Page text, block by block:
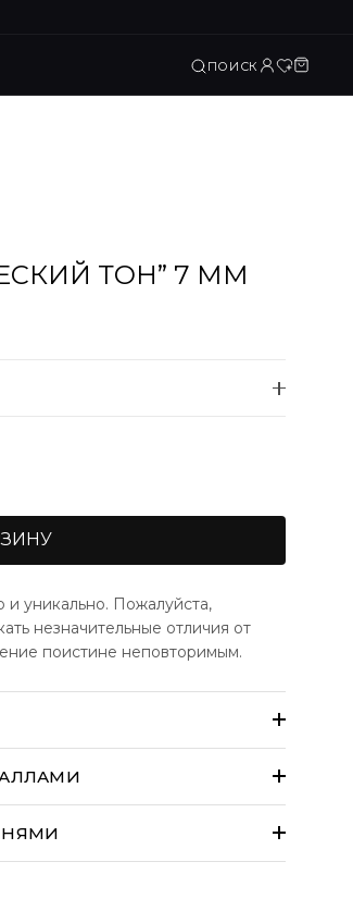
ПОИСК
ТОН” 7 ММ
уникально. Пожалуйста,
незначительные отличия от
поистине неповторимым.
таможенными пошлинами,
доставке.Эти расходы несет